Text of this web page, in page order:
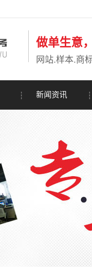
做单生意
网站.样本.商
新闻资讯